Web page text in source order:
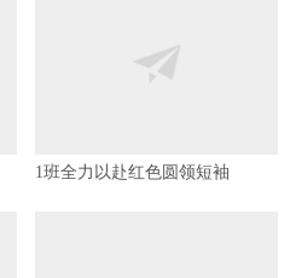
1班全力以赴红色圆领短袖